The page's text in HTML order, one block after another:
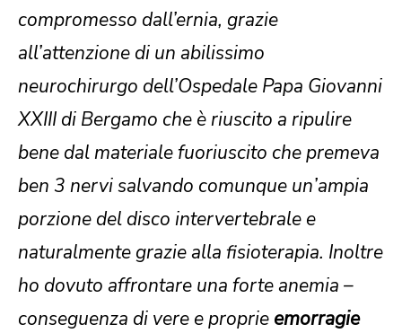
compromesso dall’ernia, grazie
all’attenzione di un abilissimo
neurochirurgo dell’Ospedale Papa Giovanni
XXIII di Bergamo che è riuscito a ripulire
bene dal materiale fuoriuscito che premeva
ben 3 nervi salvando comunque un’ampia
porzione del disco intervertebrale e
naturalmente grazie alla fisioterapia. Inoltre
ho dovuto affrontare una forte anemia –
conseguenza di vere e proprie emorragie